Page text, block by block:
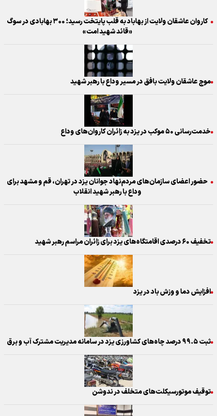
کاروان عاشقان ولایت از بهاباد به قلب پایتخت رسید؛ ۳۰۰ بهابادی در سوگ
«قائد شهید امت»
موج عاشقان ولایت بافق در مسیر وداع با رهبر شهید
خدمت‌رسانی ۵۰ موکب در یزد به زائران کاروان‌های وداع
حضور اعضای سازمان‌های مردم‌نهاد جوانان یزد در تهران، قم و مشهد برای
وداع با رهبر شهید انقلاب
تخفیف ۶۰ درصدی اقامتگاه‌های یزد برای زائران مراسم رهبر شهید
افزایش دما و وزش باد در یزد
ثبت ۹۹.۵ درصد چاه‌های کشاورزی یزد در سامانه مدیریت مشترک آب و برق
توقیف موتورسیکلت‌های متخلف در ندوشن